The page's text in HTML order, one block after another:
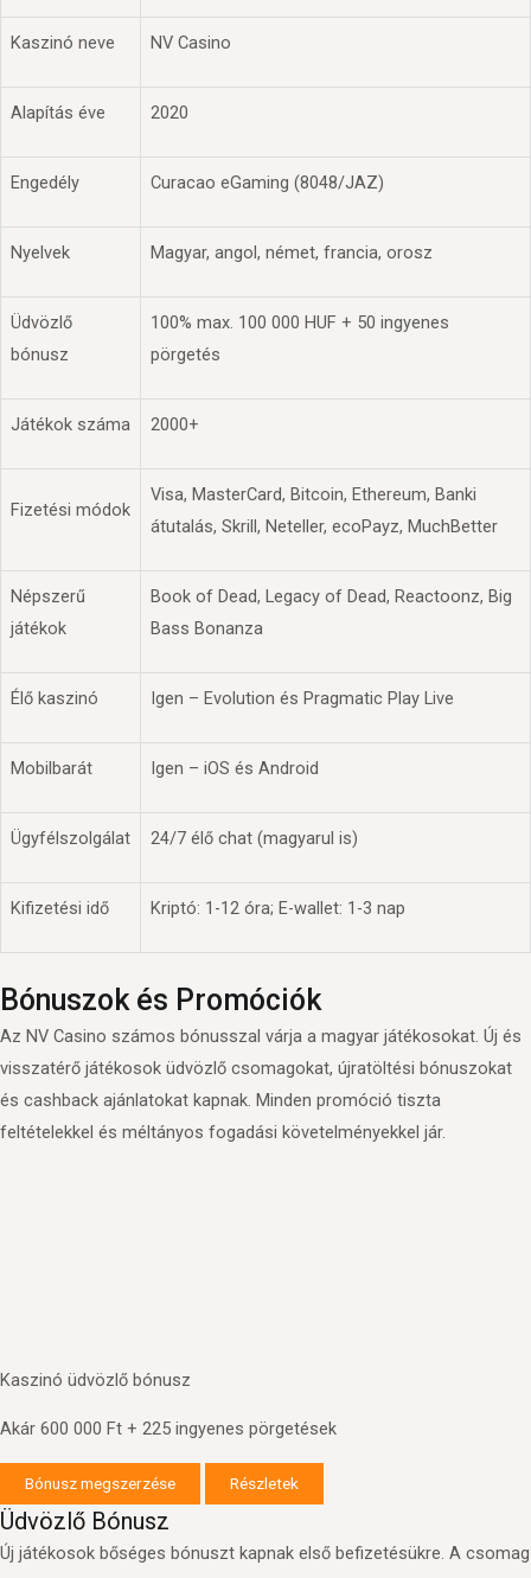
Kaszinó neve NV Casino
Alapítás éve 2020
Engedély Curacao eGaming (8048/JAZ)
Nyelvek Magyar, angol, német, francia, orosz
Üdvözlő
bónusz
100% max. 100 000 HUF + 50 ingyenes
pörgetés
Játékok száma 2000+
Fizetési módok
Visa, MasterCard, Bitcoin, Ethereum, Banki
átutalás, Skrill, Neteller, ecoPayz, MuchBetter
Népszerű
játékok
Book of Dead, Legacy of Dead, Reactoonz, Big
Bass Bonanza
Élő kaszinó Igen – Evolution és Pragmatic Play Live
Mobilbarát Igen – iOS és Android
Ügyfélszolgálat 24/7 élő chat (magyarul is)
Kifizetési idő Kriptó: 1-12 óra; E-wallet: 1-3 nap
Bónuszok és Promóciók
Az NV Casino számos bónusszal várja a magyar játékosokat. Új és
visszatérő játékosok üdvözlő csomagokat, újratöltési bónuszokat
és cashback ajánlatokat kapnak. Minden promóció tiszta
feltételekkel és méltányos fogadási követelményekkel jár.
Kaszinó üdvözlő bónusz
Akár 600 000 Ft + 225 ingyenes pörgetések
Bónusz megszerzése Részletek
Üdvözlő Bónusz
Új játékosok bőséges bónuszt kapnak első befizetésükre. A csomag